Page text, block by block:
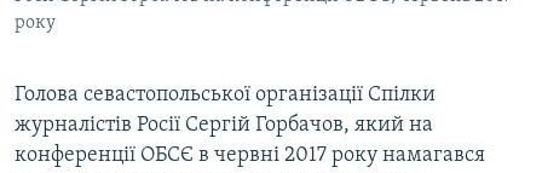
року
Голова севастопольської організації Спілки
журналістів Росії Сергій Горбачов, який на
конференції ОБСЄ в червні 2017 року намагався